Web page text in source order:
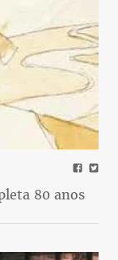
80 anos